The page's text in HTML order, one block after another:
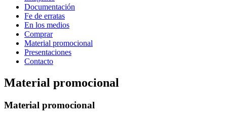
Documentación
Fe de erratas
En los medios
Comprar
Material promocional
Presentaciones
Contacto
Material promocional
Material promocional